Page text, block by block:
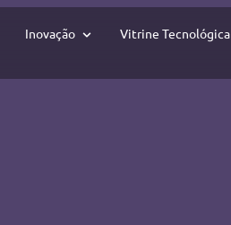
Inovação Vitrine Tecnológica